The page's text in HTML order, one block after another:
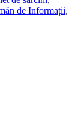
de Informații,